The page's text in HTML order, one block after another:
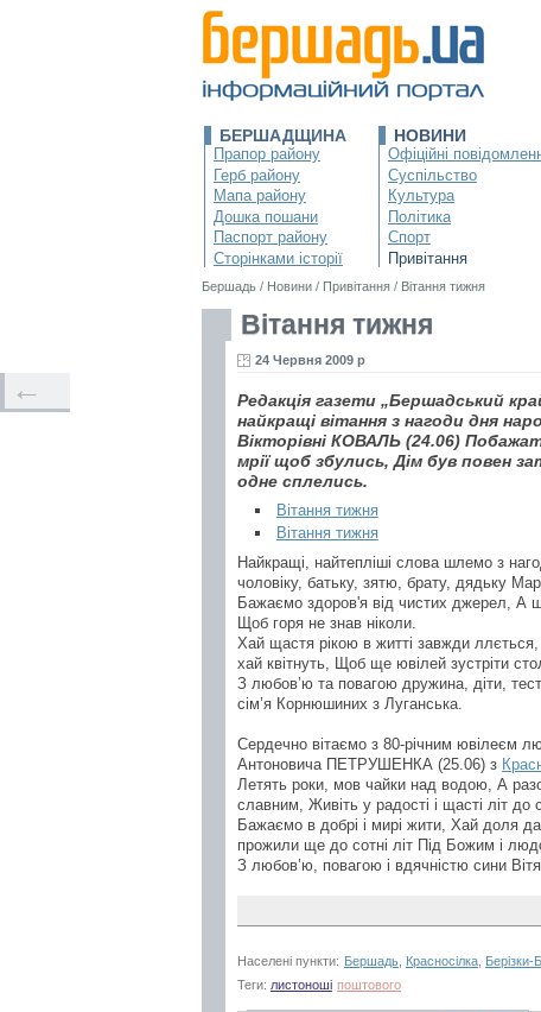
БЕРШАДЩИНА
Прапор району
Герб району
Мапа району
Дошка пошани
Паспорт району
Сторінками історії
НОВИНИ
Офіційні
Суспільство
Культура
Політика
Спорт
Привітання
Бершадь / Новини / Привітання / Вітання тижня
Вітання тижня
24 Червня 2009 р
Редакція газети „Бершадський
найкращі вітання з нагоди дня
Вікторівні КОВАЛЬ (24.06)
мрії щоб збулись, Дім був повен
одне сплелись.
Вітання тижня
Вітання тижня
Найкращі, найтепліші слова шлемо з
чоловіку, батьку, зятю, брату, дядьку
Бажаємо здоров'я від чистих джерел, А
Щоб горя не знав ніколи.
Хай щастя рікою в житті завжди ллється,
хай квітнуть, Щоб ще ювілей зустріти
З любов’ю та повагою дружина, діти,
сім’я Корнюшиних з Луганська.
Сердечно вітаємо з 80-річним ювілеєм
Антоновича ПЕТРУШЕНКА (25.06) з
Летять роки, мов чайки над водою, А
славним, Живіть у радості і щасті літ до
Бажаємо в добрі і мирі жити, Хай доля
прожили ще до сотні літ Під Божим і
З любов’ю, повагою і вдячністю сини
Населені пункти: Бершадь Красносілка Берізки-
Теги: листоноші поштового
←